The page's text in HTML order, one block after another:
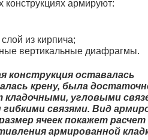
конструкциях армируют:
из кирпича;
вертикальные диафрагмы.
конструкция оставалась
крену, была
кладочными, угловыми
связями. Вид
ячеек покажет расчет
армированной